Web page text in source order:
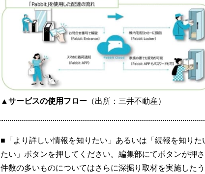
▲サービスの使用フロー （出所：三井不動産）
■「より詳しい情報を知りたい」あるいは「続報を知り
たい」ボタンを押してください。編集部にてボタンが押
件数の多いものについてはさらに深掘り取材を実施した